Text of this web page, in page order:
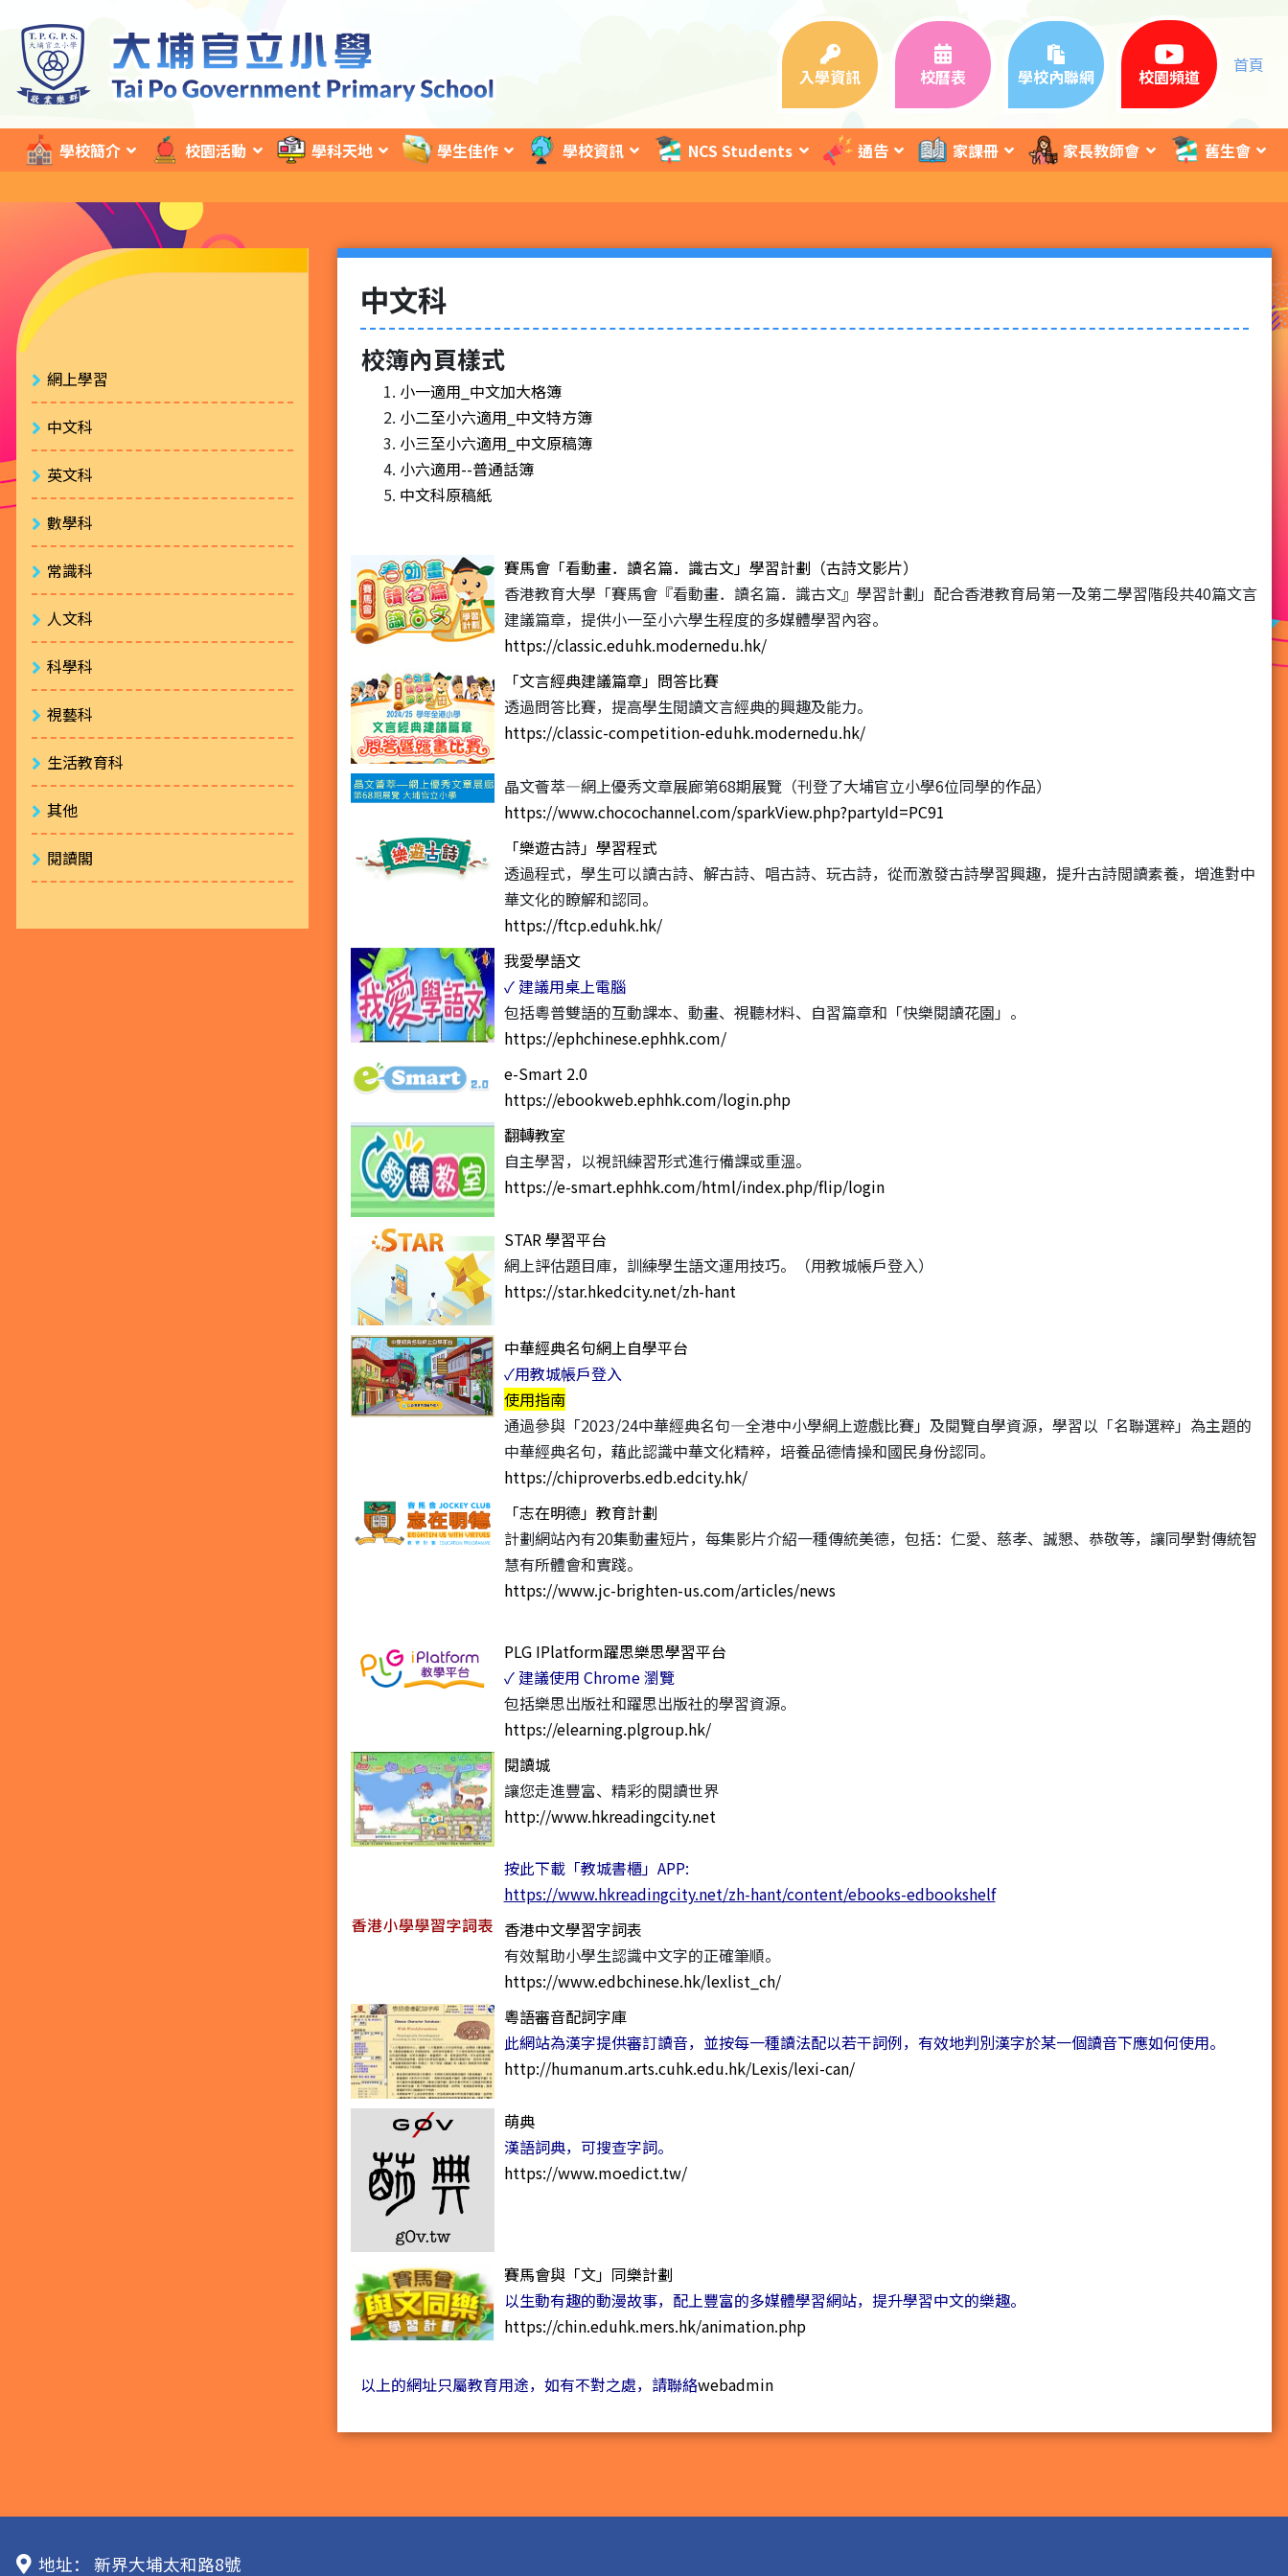
入學資訊 校曆表 學校內聯網 校園頻道
首頁
學校簡介 校園活動 學科天地 學生佳作 學校資訊 NCS Students 通告 家課冊 家長教師會 舊生會
網上學習
中文科
英文科
數學科
常識科
人文科
科學科
視藝科
生活教育科
其他
閱讀閣
中文科
校簿內頁樣式
小一適用_中文加大格簿
小二至小六適用_中文特方簿
小三至小六適用_中文原稿簿
小六適用--普通話簿
中文科原稿紙
賽馬會「看動畫．讀名篇．識古文」學習計劃（古詩文影片）
香港教育大學「賽馬會『看動畫．讀名篇．識古文』學習計劃」配合香港教育局第一及第二學習階段共40篇文言
建議篇章，提供小一至小六學生程度的多媒體學習內容。
https://classic.eduhk.modernedu.hk/
「文言經典建議篇章」問答比賽
透過問答比賽，提高學生閲讀文言經典的興趣及能力。
https://classic-competition-eduhk.modernedu.hk/
晶文薈萃—網上優秀文章展廊第68期展覽（刊登了大埔官立小學6位同學的作品）
https://www.chocochannel.com/sparkView.php?partyId=PC91
「樂遊古詩」學習程式
透過程式，學生可以讀古詩、解古詩、唱古詩、玩古詩，從而激發古詩學習興趣，提升古詩閲讀素養，增進對中
華文化的瞭解和認同。
https://ftcp.eduhk.hk/
我愛學語文
✓ 建議用桌上電腦
包括粵普雙語的互動課本、動畫、視聽材料、自習篇章和「快樂閱讀花園」。
https://ephchinese.ephhk.com/
e-Smart 2.0
https://ebookweb.ephhk.com/login.php
翻轉教室
自主學習，以視訊練習形式進行備課或重溫。
https://e-smart.ephhk.com/html/index.php/flip/login
STAR 學習平台
網上評估題目庫，訓練學生語文運用技巧。（用教城帳戶登入）
https://star.hkedcity.net/zh-hant
中華經典名句網上自學平台
✓用教城帳戶登入
使用指南
通過參與「2023/24中華經典名句—全港中小學網上遊戲比賽」及閱覽自學資源，學習以「名聯選粹」為主題的
中華經典名句，藉此認識中華文化精粹，培養品德情操和國民身份認同。
https://chiproverbs.edb.edcity.hk/
「志在明德」教育計劃
計劃網站內有20集動畫短片，每集影片介紹一種傳統美德，包括：仁愛、慈孝、誠懇、恭敬等，讓同學對傳統智
慧有所體會和實踐。
https://www.jc-brighten-us.com/articles/news
PLG IPlatform躍思樂思學習平台
✓ 建議使用 Chrome 瀏覽
包括樂思出版社和躍思出版社的學習資源。
https://elearning.plgroup.hk/
閱讀城
讓您走進豐富、精彩的閱讀世界
http://www.hkreadingcity.net
按此下載「教城書櫃」APP:
https://www.hkreadingcity.net/zh-hant/content/ebooks-edbookshelf
香港中文學習字詞表
有效幫助小學生認識中文字的正確筆順。
https://www.edbchinese.hk/lexlist_ch/
粵語審音配詞字庫
此網站為漢字提供審訂讀音，並按每一種讀法配以若干詞例，有效地判別漢字於某一個讀音下應如何使用。
http://humanum.arts.cuhk.edu.hk/Lexis/lexi-can/
萌典
漢語詞典，可搜查字詞。
https://www.moedict.tw/
賽馬會與「文」同樂計劃
以生動有趣的動漫故事，配上豐富的多媒體學習網站，提升學習中文的樂趣。
https://chin.eduhk.mers.hk/animation.php
以上的網址只屬教育用途，如有不對之處，請聯絡webadmin
地址： 新界大埔太和路8號